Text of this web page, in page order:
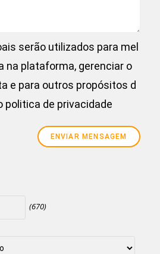
serão utilizados para mel
na plataforma, gerenciar o
e para outros propósitos d
politica de privacidade
(670)